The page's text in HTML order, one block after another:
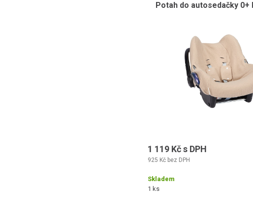
Potah do autosedačky 0+
1 119 Kč s DPH
925 Kč bez DPH
Skladem
1 ks